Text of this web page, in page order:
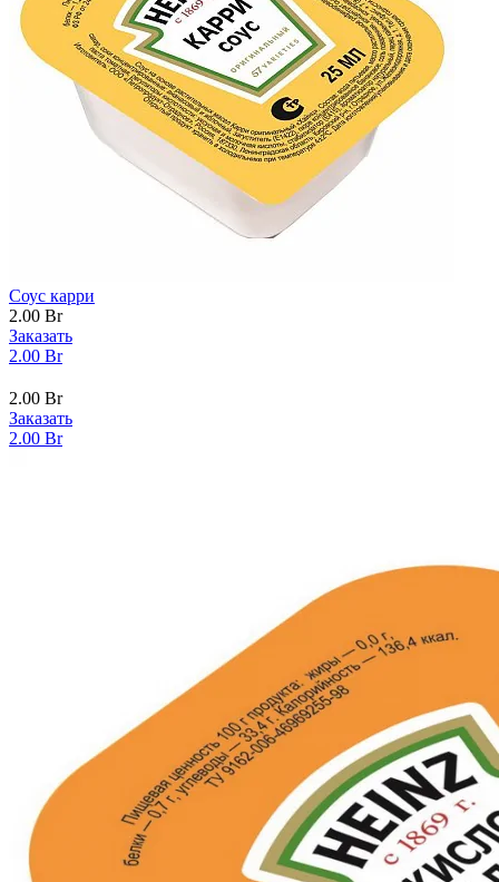
Соус карри
2.00 Br
Заказать
2.00 Br
2.00 Br
Заказать
2.00 Br